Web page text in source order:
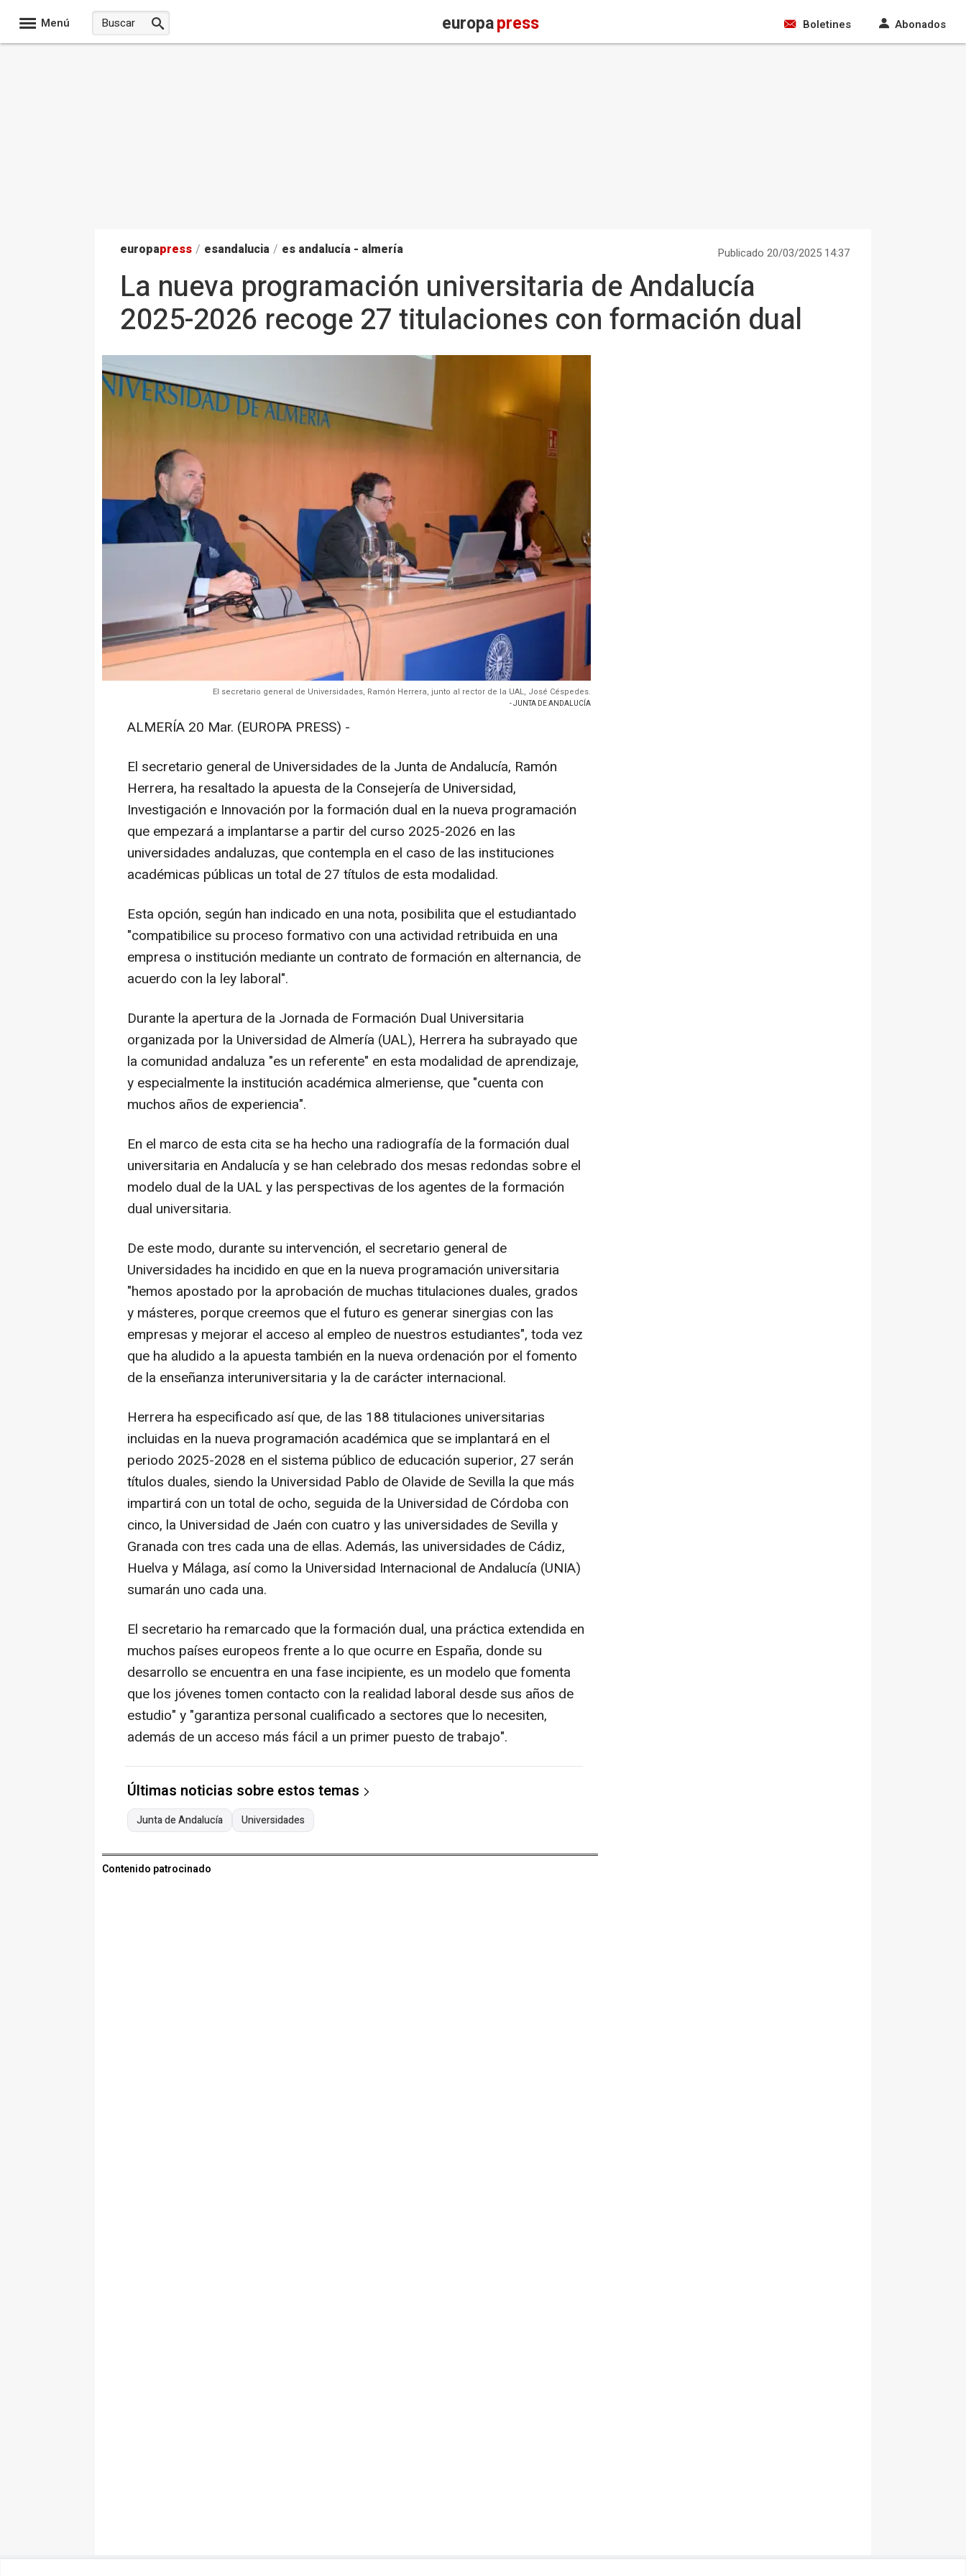
Menú europapress Boletines Abonados
europapress / esandalucia / es andalucía - almería Publicado 20/03/2025 14:37
La nueva programación universitaria de Andalucía
2025-2026 recoge 27 titulaciones con formación dual
El secretario general de Universidades, Ramón Herrera, junto al rector de la UAL, José Céspedes.
- JUNTA DE ANDALUCÍA
ALMERÍA 20 Mar. (EUROPA PRESS) -
El secretario general de Universidades de la Junta de Andalucía, Ramón
Herrera, ha resaltado la apuesta de la Consejería de Universidad,
Investigación e Innovación por la formación dual en la nueva programación
que empezará a implantarse a partir del curso 2025-2026 en las
universidades andaluzas, que contempla en el caso de las instituciones
académicas públicas un total de 27 títulos de esta modalidad.
Esta opción, según han indicado en una nota, posibilita que el estudiantado
"compatibilice su proceso formativo con una actividad retribuida en una
empresa o institución mediante un contrato de formación en alternancia, de
acuerdo con la ley laboral".
Durante la apertura de la Jornada de Formación Dual Universitaria
organizada por la Universidad de Almería (UAL), Herrera ha subrayado que
la comunidad andaluza "es un referente" en esta modalidad de aprendizaje,
y especialmente la institución académica almeriense, que "cuenta con
muchos años de experiencia".
En el marco de esta cita se ha hecho una radiografía de la formación dual
universitaria en Andalucía y se han celebrado dos mesas redondas sobre el
modelo dual de la UAL y las perspectivas de los agentes de la formación
dual universitaria.
De este modo, durante su intervención, el secretario general de
Universidades ha incidido en que en la nueva programación universitaria
"hemos apostado por la aprobación de muchas titulaciones duales, grados
y másteres, porque creemos que el futuro es generar sinergias con las
empresas y mejorar el acceso al empleo de nuestros estudiantes", toda vez
que ha aludido a la apuesta también en la nueva ordenación por el fomento
de la enseñanza interuniversitaria y la de carácter internacional.
Herrera ha especificado así que, de las 188 titulaciones universitarias
incluidas en la nueva programación académica que se implantará en el
periodo 2025-2028 en el sistema público de educación superior, 27 serán
títulos duales, siendo la Universidad Pablo de Olavide de Sevilla la que más
impartirá con un total de ocho, seguida de la Universidad de Córdoba con
cinco, la Universidad de Jaén con cuatro y las universidades de Sevilla y
Granada con tres cada una de ellas. Además, las universidades de Cádiz,
Huelva y Málaga, así como la Universidad Internacional de Andalucía (UNIA)
sumarán uno cada una.
El secretario ha remarcado que la formación dual, una práctica extendida en
muchos países europeos frente a lo que ocurre en España, donde su
desarrollo se encuentra en una fase incipiente, es un modelo que fomenta
que los jóvenes tomen contacto con la realidad laboral desde sus años de
estudio" y "garantiza personal cualificado a sectores que lo necesiten,
además de un acceso más fácil a un primer puesto de trabajo".
Últimas noticias sobre estos temas
Junta de Andalucía Universidades
Contenido patrocinado